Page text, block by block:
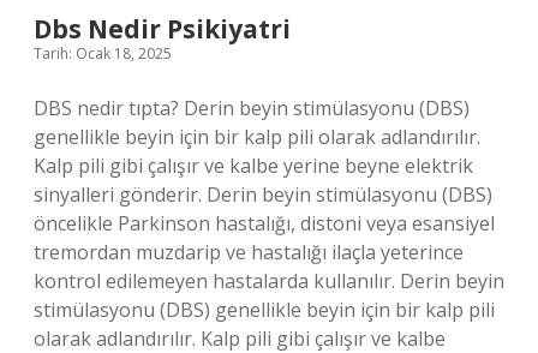
Dbs Nedir Psikiyatri
Tarih: Ocak 18, 2025
DBS nedir tıpta? Derin beyin stimülasyonu (DBS)
genellikle beyin için bir kalp pili olarak adlandırılır.
Kalp pili gibi çalışır ve kalbe yerine beyne elektrik
sinyalleri gönderir. Derin beyin stimülasyonu (DBS)
öncelikle Parkinson hastalığı, distoni veya esansiyel
tremordan muzdarip ve hastalığı ilaçla yeterince
kontrol edilemeyen hastalarda kullanılır. Derin beyin
stimülasyonu (DBS) genellikle beyin için bir kalp pili
olarak adlandırılır. Kalp pili gibi çalışır ve kalbe